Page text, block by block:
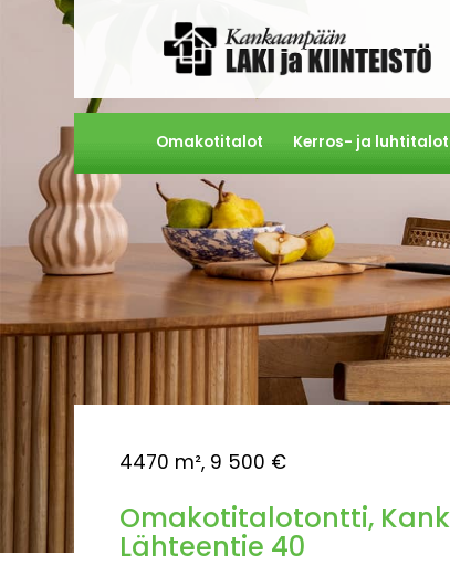
Omakotitalot Kerros- ja luhtitalot
4470 m², 9 500 €
Omakotitalotontti,
Lähteentie 40